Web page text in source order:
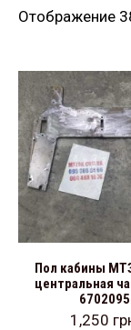
Отображение
Пол кабины
центральная
6702095
1,250